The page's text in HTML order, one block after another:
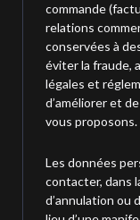
commande
relations
conservées à
éviter la fraude,
légales et
d’améliorer et
vous proposons.
Les données
contacter, dans
d’annulation ou